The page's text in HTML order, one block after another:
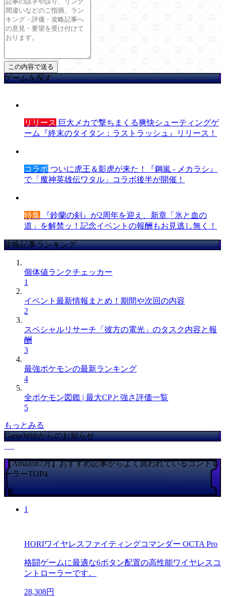
ゲームを探す
リリース 巨大メカで撃ちまくる爽快シューティングゲ
ーム『終末のタイタン：ラストラッシュ』リリース！
コラボ ついに虎王＆影虎が来た！『鋼嵐 - メカラシ』
で「魔神英雄伝ワタル」コラボ後半が開催！
特集 『鈴蘭の剣』が2周年を迎え、新章「氷と血の
道」を解禁ッ！記念イベントの報酬もお見逃し無く！
攻略記事ランキング
個体値ランクチェッカー
1
イベント最新情報まとめ！期間や次回の内容
2
スペシャルリサーチ「彼方の電光」のタスク内容と報
酬
3
最強ポケモンの最新ランキング
4
全ポケモン図鑑 | 最大CPと強さ評価一覧
5
もっとみる
GameWithからのお知らせ
【Amazon7月】おすすめ記事からよく買われているコントロ
ーラーTOP4
PR
1
HORIワイヤレスファイティングコマンダー OCTA Pro
格闘ゲームに最適な6ボタン配置の高性能ワイヤレスコ
ントローラーです。
28,308円